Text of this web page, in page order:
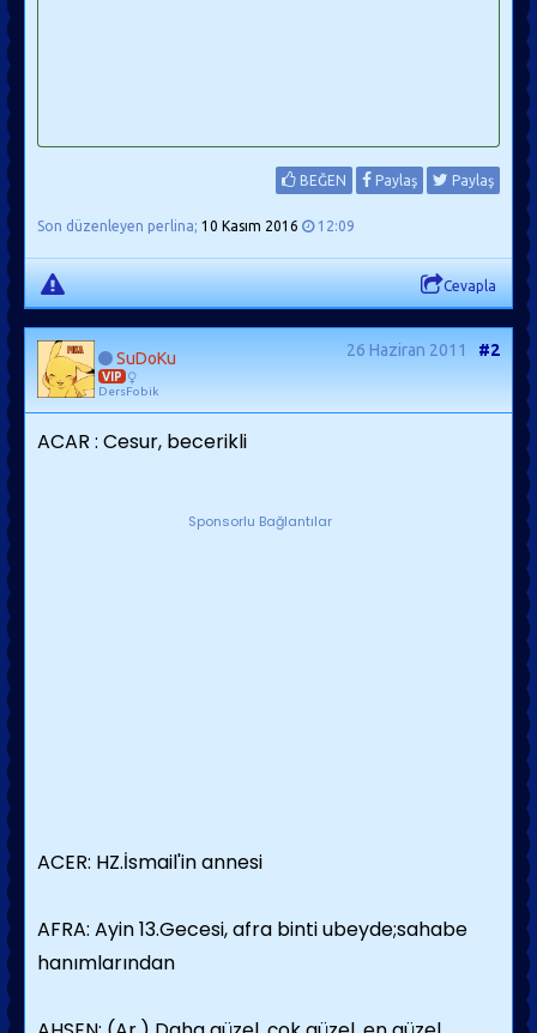
BEĞEN Paylaş Paylaş
Son düzenleyen perlina; 10 Kasım 2016 12:09
Cevapla
SuDoKu
VIP
DersFobik
26 Haziran 2011 #2
ACAR : Cesur, becerikli
Sponsorlu Bağlantılar
ACER: HZ.İsmail'in annesi
AFRA: Ayin 13.Gecesi, afra binti ubeyde;sahabe
hanımlarından